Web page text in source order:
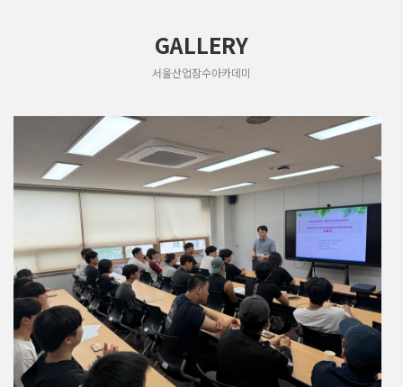
GALLERY
서울산업잠수아카데미